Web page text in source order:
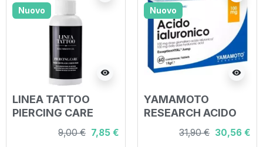
Nuovo
visibility
LINEA TATTOO
PIERCING CARE
SPRAY 100 ML
9,00 € 7,85 €
Nuovo
visibility
YAMAMOTO
RESEARCH ACIDO
IALURONICO 60
COMPRESSE
31,90 € 30,56 €